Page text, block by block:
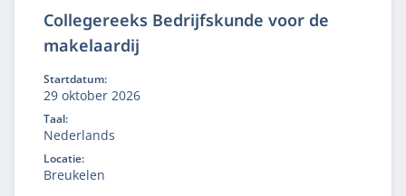
Collegereeks Bedrijfskunde voor de
makelaardij
Startdatum:
29 oktober 2026
Taal:
Nederlands
Locatie:
Breukelen